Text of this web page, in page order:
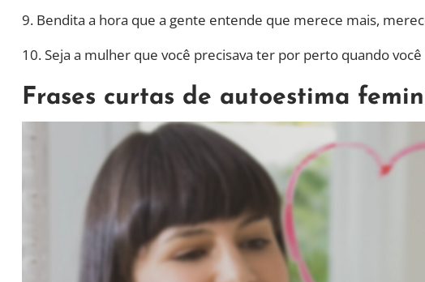
9. Bendita a hora que a gente entende que merece mais,
10. Seja a mulher que você precisava ter por perto quando
Frases curtas de autoestima